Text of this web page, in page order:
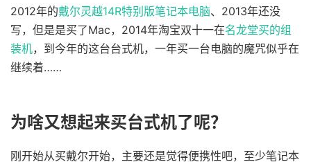
2012年的戴尔灵越14R特别版笔记本电脑、2013年还没
写，但是是买了Mac，2014年淘宝双十一在名龙堂买的组
装机，到今年的这台台式机，一年买一台电脑的魔咒似乎在
继续着……
为啥又想起来买台式机了呢？
刚开始从买戴尔开始，主要还是觉得便携性吧，至少笔记本